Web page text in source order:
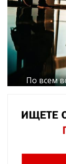
По всем